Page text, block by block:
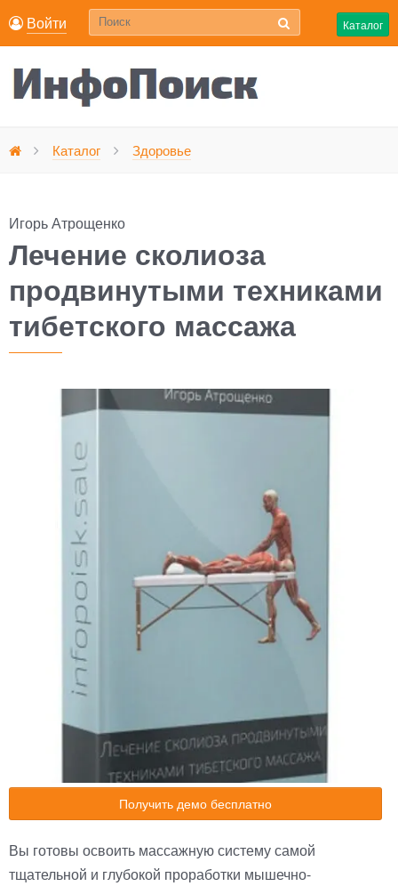
Войти Каталог
Каталог Здоровье
Игорь Атрощенко
Лечение сколиоза
продвинутыми техниками
тибетского массажа
Получить демо бесплатно
Вы готовы освоить массажную систему самой
тщательной и глубокой проработки мышечно-